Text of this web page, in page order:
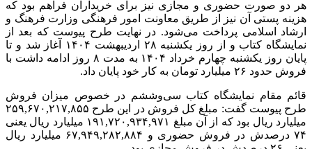
هر دو صورت حضوری و مجازی نیز برای خریداران فراهم بود که
هزینه پستی آن نیز از طریق معاونت امور فرهنگی وزارت فرهنگ و
ارشاد اسلامی پرداخت می‌شود. در نهایت طرح پیوست که بعد از
نمایشگاه کتاب و از روز یکشنبه ۲۸ اردیبهشت ۱۴۰۴ آغاز شد و تا
پایان روز یکشنبه چهارم خرداد ۱۴۰۴ به مدت ۸ روز ادامه داشت با
فروش حدود ۲۶ میلیارد تومان به کار خود پایان داد.
قائم مقام نمایشگاه کتاب سی‌وششم در خصوص میزان فروش
طرح پیوست گفت: مبلغ کل فروش در این طرح ۲۵۹,۶۷۰,۲۱۷,۸۵۵
میلیارد ریال بود که از آن مبلغ ۱۹۱,۷۲۰,۹۳۴,۹۷۱ میلیارد ریال یعنی
۷۴ درصدش در فروش حضوری و ۶۷,۹۴۹,۲۸۲,۸۸۴ میلیارد ریال